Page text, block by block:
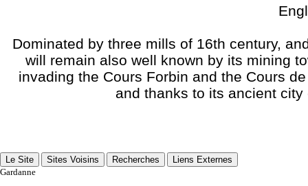
Dominated by three mills of 16th century,
will remain also well known by its mining
invading the Cours Forbin and the Cours
and thanks to its ancient
Le Site Sites Voisins Recherches
Liens Externes
Gardanne